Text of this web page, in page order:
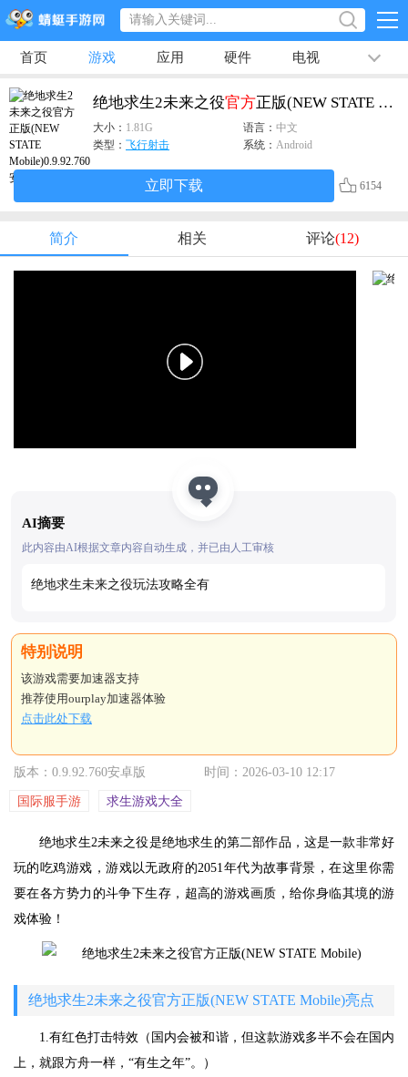
首页 游戏 应用 硬件 电视 排行榜
专题
绝地求生2未来之役官方正版(NEW STATE Mobile)
大小： 1.81G 语言： 中文
类型： 飞行射击 系统： Android
立即下载 6154
简介 相关 评论(12)
AI摘要
此内容由AI根据文章内容自动生成，并已由人工审核
绝地求生未来之役玩法攻略全有
该游戏需要加速器支持
推荐使用ourplay加速器体验
点击此处下载
版本：0.9.92.760安卓版 时间：2026-03-10 12:17
国际服手游 求生游戏大全
绝地求生2未来之役是绝地求生的第二部作品，这是一款非常好
玩的吃鸡游戏，游戏以无政府的2051年代为故事背景，在这里你需
要在各方势力的斗争下生存，超高的游戏画质，给你身临其境的游
戏体验！
绝地求生2未来之役官方正版(NEW STATE Mobile)亮点
1.有红色打击特效（国内会被和谐，但这款游戏多半不会在国内
上，就跟方舟一样，“有生之年”。）